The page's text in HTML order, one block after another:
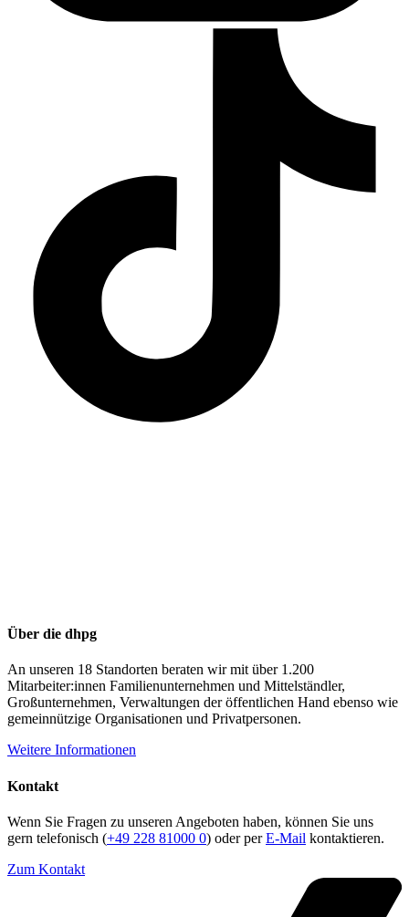
Über die dhpg
An unseren 18 Standorten beraten wir mit über 1.200
Mitarbeiter:innen Familienunternehmen und Mittelständler,
Großunternehmen, Verwaltungen der öffentlichen Hand ebenso wie
gemeinnützige Organisationen und Privatpersonen.
Weitere Informationen
Kontakt
Wenn Sie Fragen zu unseren Angeboten haben, können Sie uns
gern telefonisch (+49 228 81000 0) oder perE-Mail kontaktieren.
Zum Kontakt